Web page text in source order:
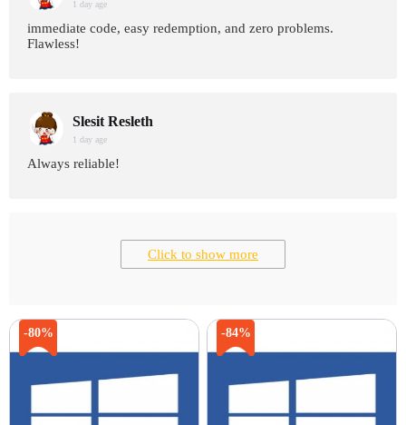
1 day age
immediate code, easy redemption, and zero problems.
Flawless!
Slesit Resleth
1 day age
Always reliable!
Click to show more
-80% -84%